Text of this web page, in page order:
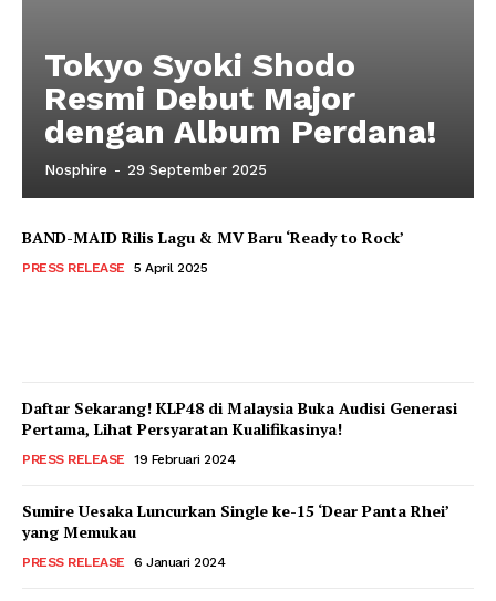
Tokyo Syoki Shodo
Resmi Debut Major
dengan Album Perdana!
Nosphire - 29 September 2025
BAND-MAID Rilis Lagu & MV Baru ‘Ready to Rock’
PRESS RELEASE 5 April 2025
Daftar Sekarang! KLP48 di Malaysia Buka Audisi Generasi
Pertama, Lihat Persyaratan Kualifikasinya!
PRESS RELEASE 19 Februari 2024
Sumire Uesaka Luncurkan Single ke-15 ‘Dear Panta Rhei’
yang Memukau
PRESS RELEASE 6 Januari 2024